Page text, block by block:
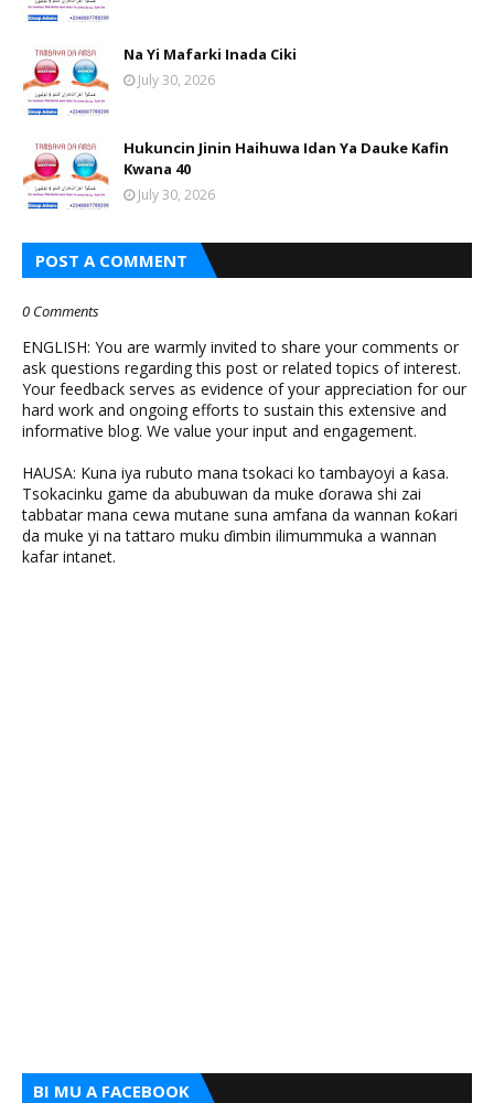
Na Yi Mafarki Inada Ciki
July 30, 2026
Hukuncin Jinin Haihuwa Idan Ya Dauke Kafin
Kwana 40
July 30, 2026
POST A COMMENT
0 Comments
ENGLISH: You are warmly invited to share your comments or
ask questions regarding this post or related topics of interest.
Your feedback serves as evidence of your appreciation for our
hard work and ongoing efforts to sustain this extensive and
informative blog. We value your input and engagement.
HAUSA: Kuna iya rubuto mana tsokaci ko tambayoyi a ƙasa.
Tsokacinku game da abubuwan da muke ɗorawa shi zai
tabbatar mana cewa mutane suna amfana da wannan ƙoƙari
da muke yi na tattaro muku ɗimbin ilimummuka a wannan
kafar intanet.
BI MU A FACEBOOK